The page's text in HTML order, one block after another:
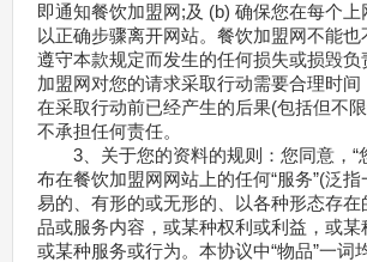
即通知餐饮加盟网;及 (b) 确保您在每个上
以正确步骤离开网站。餐饮加盟网不能
遵守本款规定而发生的任何损失或损毁
加盟网对您的请求采取行动需要合理时
在采取行动前已经产生的后果(包括但不
不承担任何责任。
3、关于您的资料的规则：您同意，“
布在餐饮加盟网网站上的任何“服务”(泛
易的、有形的或无形的、以各种形态存在
品或服务内容，或某种权利或利益，或某
或某种服务或行为。本协议中“物品”一词